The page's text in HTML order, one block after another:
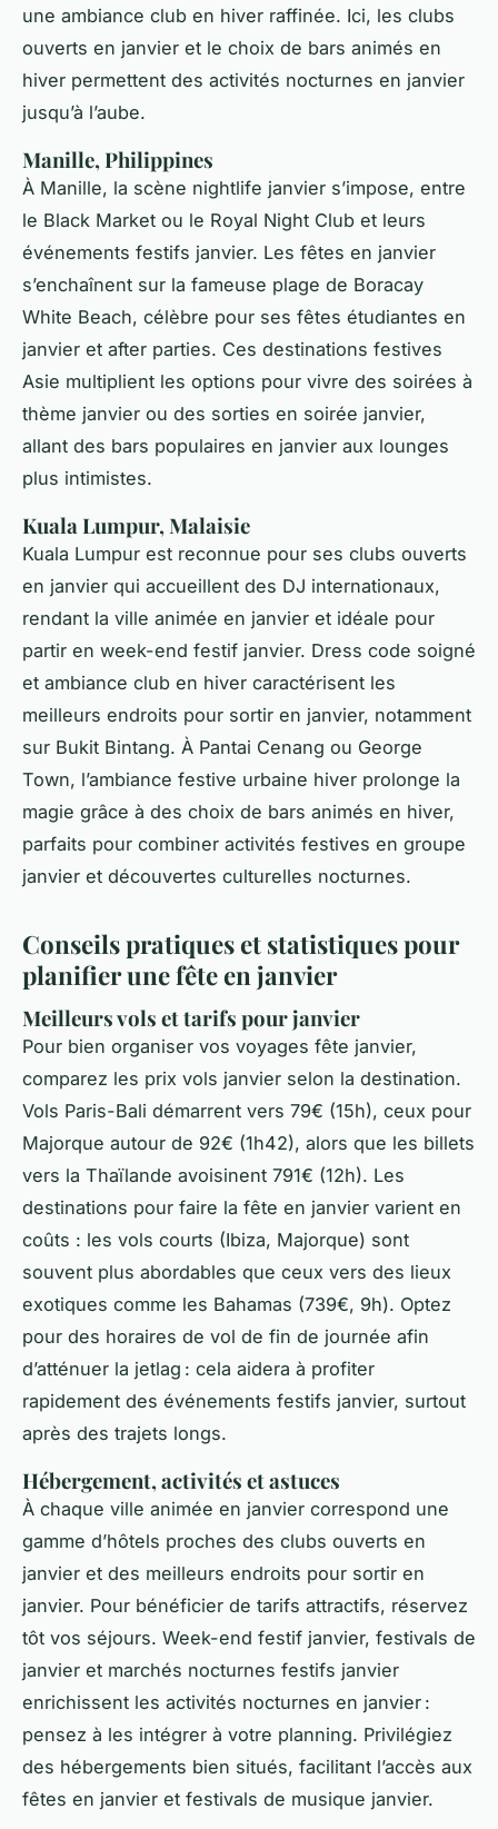
une ambiance club en hiver raffinée. Ici, les clubs
ouverts en janvier et le choix de bars animés en
hiver permettent des activités nocturnes en janvier
jusqu’à l’aube.
Manille, Philippines
À Manille, la scène nightlife janvier s’impose, entre
le Black Market ou le Royal Night Club et leurs
événements festifs janvier. Les fêtes en janvier
s’enchaînent sur la fameuse plage de Boracay
White Beach, célèbre pour ses fêtes étudiantes en
janvier et after parties. Ces destinations festives
Asie multiplient les options pour vivre des soirées à
thème janvier ou des sorties en soirée janvier,
allant des bars populaires en janvier aux lounges
plus intimistes.
Kuala Lumpur, Malaisie
Kuala Lumpur est reconnue pour ses clubs ouverts
en janvier qui accueillent des DJ internationaux,
rendant la ville animée en janvier et idéale pour
partir en week-end festif janvier. Dress code soigné
et ambiance club en hiver caractérisent les
meilleurs endroits pour sortir en janvier, notamment
sur Bukit Bintang. À Pantai Cenang ou George
Town, l’ambiance festive urbaine hiver prolonge la
magie grâce à des choix de bars animés en hiver,
parfaits pour combiner activités festives en groupe
janvier et découvertes culturelles nocturnes.
Conseils pratiques et statistiques pour
planifier une fête en janvier
Meilleurs vols et tarifs pour janvier
Pour bien organiser vos voyages fête janvier,
comparez les prix vols janvier selon la destination.
Vols Paris-Bali démarrent vers 79€ (15h), ceux pour
Majorque autour de 92€ (1h42), alors que les billets
vers la Thaïlande avoisinent 791€ (12h). Les
destinations pour faire la fête en janvier varient en
coûts : les vols courts (Ibiza, Majorque) sont
souvent plus abordables que ceux vers des lieux
exotiques comme les Bahamas (739€, 9h). Optez
pour des horaires de vol de fin de journée afin
d’atténuer la jetlag : cela aidera à profiter
rapidement des événements festifs janvier, surtout
après des trajets longs.
Hébergement, activités et astuces
À chaque ville animée en janvier correspond une
gamme d’hôtels proches des clubs ouverts en
janvier et des meilleurs endroits pour sortir en
janvier. Pour bénéficier de tarifs attractifs, réservez
tôt vos séjours. Week-end festif janvier, festivals de
janvier et marchés nocturnes festifs janvier
enrichissent les activités nocturnes en janvier :
pensez à les intégrer à votre planning. Privilégiez
des hébergements bien situés, facilitant l’accès aux
fêtes en janvier et festivals de musique janvier.